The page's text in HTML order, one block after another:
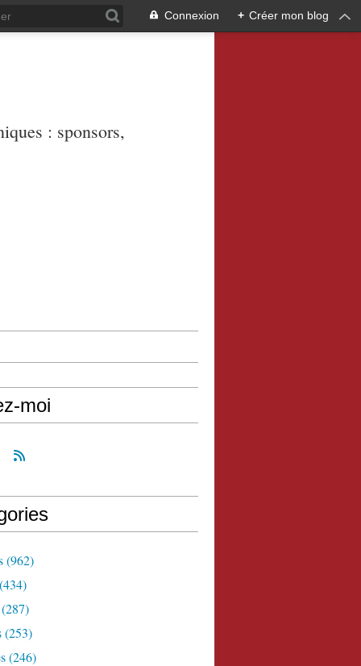
Connexion + Créer mon blog
: sponsors,
moi
(962)
(253)
(246)